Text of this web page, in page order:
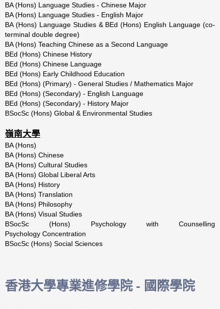
BA (Hons) Language Studies - Chinese Major
BA (Hons) Language Studies - English Major
BA (Hons) Language Studies & BEd (Hons) English Language (co-
terminal double degree)
BA (Hons) Teaching Chinese as a Second Language
BEd (Hons) Chinese History
BEd (Hons) Chinese Language
BEd (Hons) Early Childhood Education
BEd (Hons) (Primary) - General Studies / Mathematics Major
BEd (Hons) (Secondary) - English Language
BEd (Hons) (Secondary) - History Major
BSocSc (Hons) Global & Environmental Studies
嶺南大學
BA (Hons)
BA (Hons) Chinese
BA (Hons) Cultural Studies
BA (Hons) Global Liberal Arts
BA (Hons) History
BA (Hons) Translation
BA (Hons) Philosophy
BA (Hons) Visual Studies
BSocSc (Hons) Psychology with Counselling
Psychology Concentration
BSocSc (Hons) Social Sciences
香港大學專業進修學院 - 國際學院